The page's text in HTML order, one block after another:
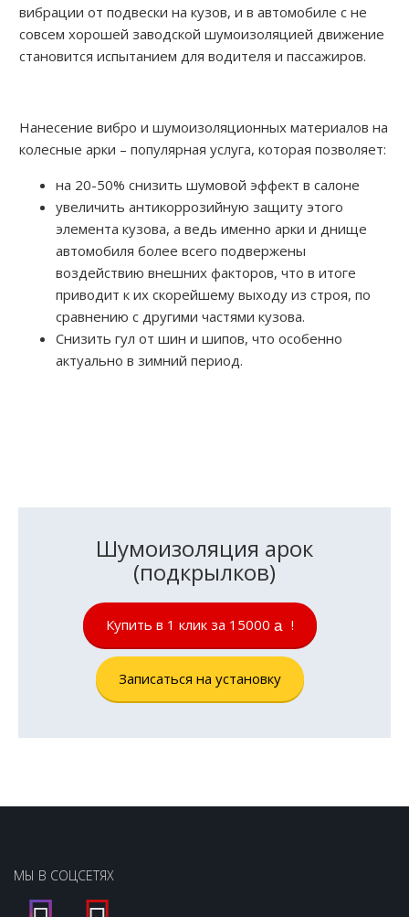
вибрации от подвески на кузов, и в автомобиле с не
совсем хорошей заводской шумоизоляцией движение
становится испытанием для водителя и пассажиров.
Нанесение вибро и шумоизоляционных материалов на
колесные арки – популярная услуга, которая позволяет:
на 20-50% снизить шумовой эффект в салоне
увеличить антикоррозийную защиту этого
элемента кузова, а ведь именно арки и днище
автомобиля более всего подвержены
воздействию внешних факторов, что в итоге
приводит к их скорейшему выходу из строя, по
сравнению с другими частями кузова.
Снизить гул от шин и шипов, что особенно
актуально в зимний период.
Шумоизоляция арок
(подкрылков)
Купить в 1 клик за 15000 руб.
!
Записаться на установку
МЫ В СОЦСЕТЯХ